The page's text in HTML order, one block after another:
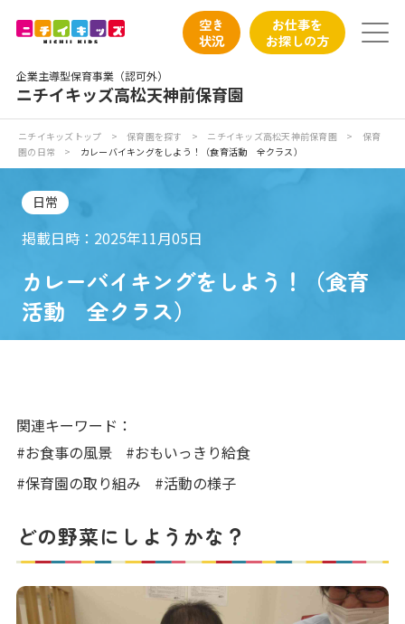
企業主導型保育事業（認可外）
ニチイキッズ高松天神前保育園
空き
状況
お仕事を
お探しの方
ニチイが大切にしていること
お食事
入園の概要
写真販売サービス
各種書類
よくあるご質問
保育園に関するお問い合わせ
ニチイキッズトップ > 保育園を探す > ニチイキッズ高松天神前保育園 >
保育
園の日常
> カレーバイキングをしよう！（食育活動 全クラス）
日常
掲載日時：2025年11月05日
カレーバイキングをしよう！（食育
活動 全クラス）
関連キーワード：
#お食事の風景
#おもいっきり給食
#保育園の取り組み
#活動の様子
どの野菜にしようかな？